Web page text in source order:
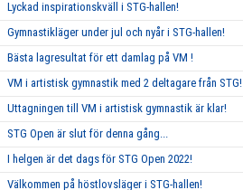
Lyckad inspirationskväll i STG-hallen!
Gymnastikläger under jul och nyår i STG-hallen!
Bästa lagresultat för ett damlag på VM !
VM i artistisk gymnastik med 2 deltagare från STG!
Uttagningen till VM i artistisk gymnastik är klar!
STG Open är slut för denna gång...
I helgen är det dags för STG Open 2022!
Välkommen på höstlovsläger i STG-hallen!